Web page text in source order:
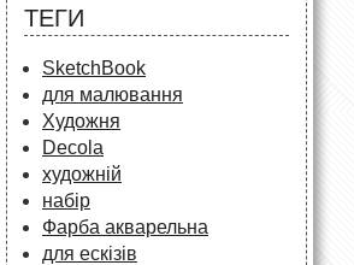
ТЕГИ
SketchBook
для малювання
Художня
Decola
художній
набір
Фарба акварельна
для ескізів